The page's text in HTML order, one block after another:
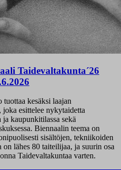
Taidevaltakunta´26
tuottaa kesäksi laajan
esittelee nykytaidetta
kaupunkitilassa sekä
Biennaalin teema on
sisältöjen, tekniikoiden
lähes 80 taiteilijaa, ja suurin osa
Taidevaltakuntaa varten.